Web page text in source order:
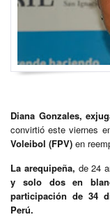
Diana Gonzales,
convirtió este viernes
Voleibol (FPV) en
La arequipeña, de 24
y solo dos en
participación de 34
Perú.